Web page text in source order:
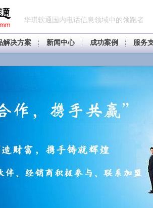
华琪软通国内电话信息领域中的领跑者
解决方案 新闻中心 成功案例 服务